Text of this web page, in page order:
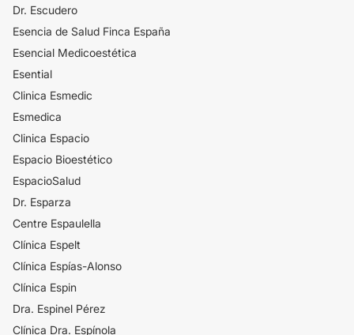
Dr. Escudero
Esencia de Salud Finca España
Esencial Medicoestética
Esential
Clinica Esmedic
Esmedica
Clinica Espacio
Espacio Bioestético
EspacioSalud
Dr. Esparza
Centre Espaulella
Clínica Espelt
Clínica Espías-Alonso
Clínica Espin
Dra. Espinel Pérez
Clínica Dra. Espínola